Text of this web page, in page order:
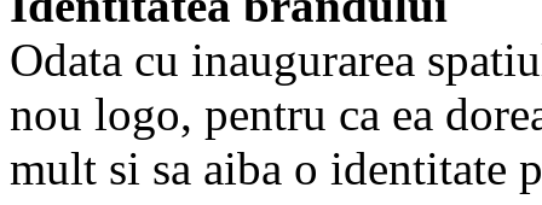
Odata cu inaugurarea
nou logo, pentru ca ea
mult si sa aiba o identitate